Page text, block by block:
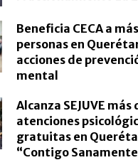
Beneficia CECA a
personas en
acciones de
mental
Alcanza SEJUVE
atenciones
gratuitas en
“Contigo